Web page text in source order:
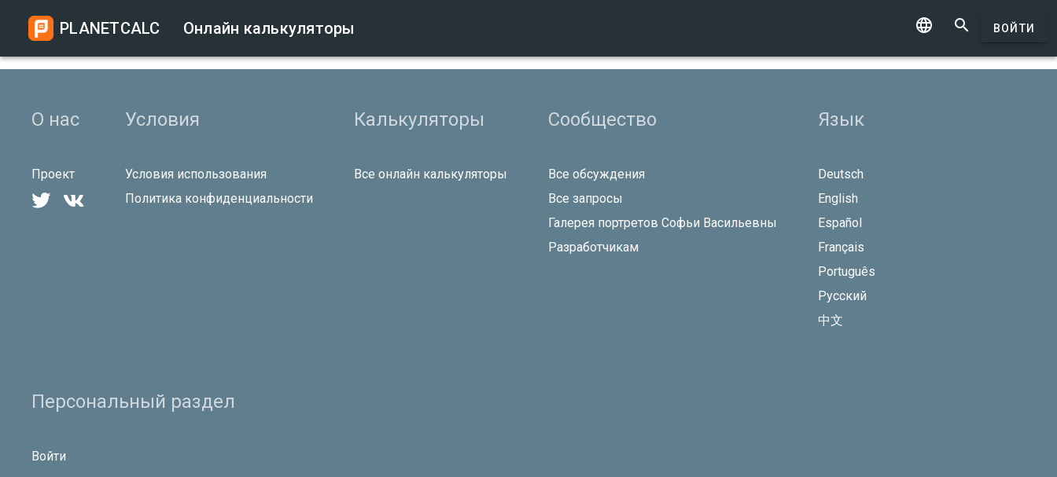
PLANETCALC Онлайн калькуляторы   ВОЙТИ
О нас
Проект
 
Условия
Условия использования
Политика конфиденциальности
Калькуляторы
Все онлайн калькуляторы
Сообщество
Все обсуждения
Все запросы
Галерея портретов Софьи Васильевны
Разработчикам
Язык
Deutsch
English
Español
Français
Português
Русский
中文
Персональный раздел
Войти